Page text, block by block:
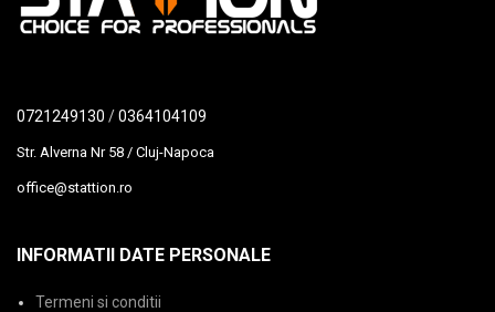
0721249130 /0364104109
Str. Alverna Nr 58 / Cluj-Napoca
office@stattion.ro
INFORMATII DATE PERSONALE
Termeni si conditii